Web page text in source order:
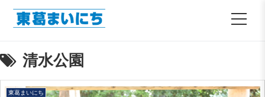
清水公園
東葛まいにち